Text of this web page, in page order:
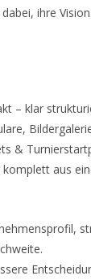
ihre Vision
– klar
&
aus